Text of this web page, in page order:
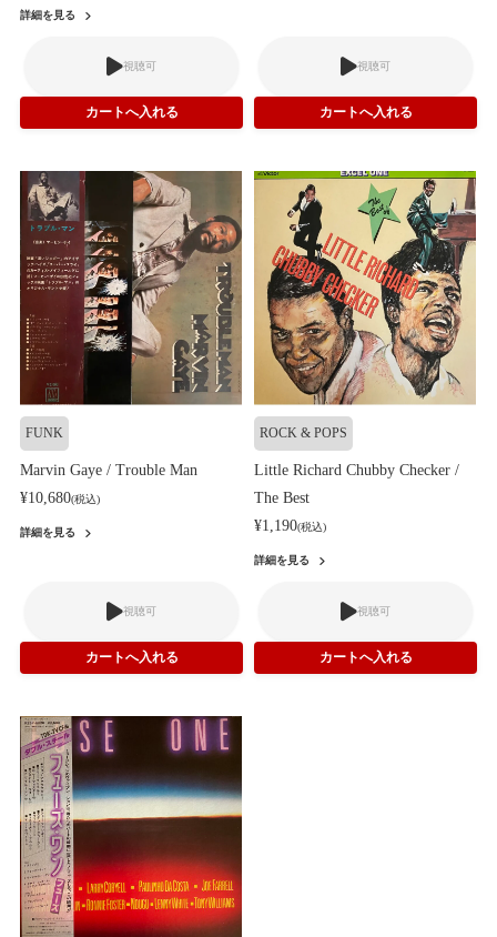
詳細を見る
視聴可 視聴可
FUNK
Marvin Gaye / Trouble Man
¥10,680(税込)
詳細を見る
視聴可
ROCK & POPS
Little Richard Chubby Checker /
The Best
¥1,190(税込)
詳細を見る
視聴可